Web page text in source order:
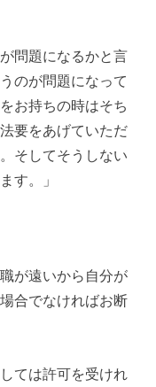
問題になるかと言
のが問題になって
お持ちの時はそち
要をあげていただ
そしてそうしない
す。」
が遠いから自分が
合でなければお断
ては許可を受けれ